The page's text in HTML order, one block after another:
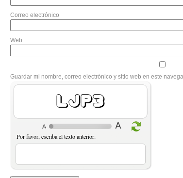
Correo electrónico
Web
Guardar mi nombre, correo electrónico y sitio web en este
kGhQ
Por favor, escriba el texto anterior: